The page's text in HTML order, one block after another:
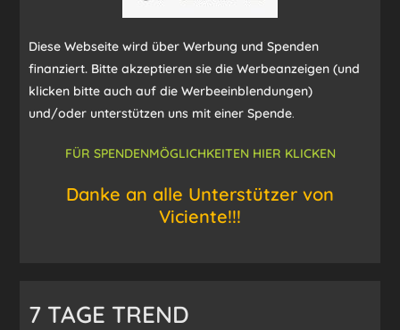
Diese Webseite wird über Werbung und Spenden
finanziert. Bitte akzeptieren sie die Werbeanzeigen (und
klicken bitte auch auf die Werbeeinblendungen)
und/oder unterstützen uns mit einer Spende.
FÜR SPENDENMÖGLICHKEITEN HIER KLICKEN
Danke an alle Unterstützer von
Viciente!!!
7 TAGE TREND